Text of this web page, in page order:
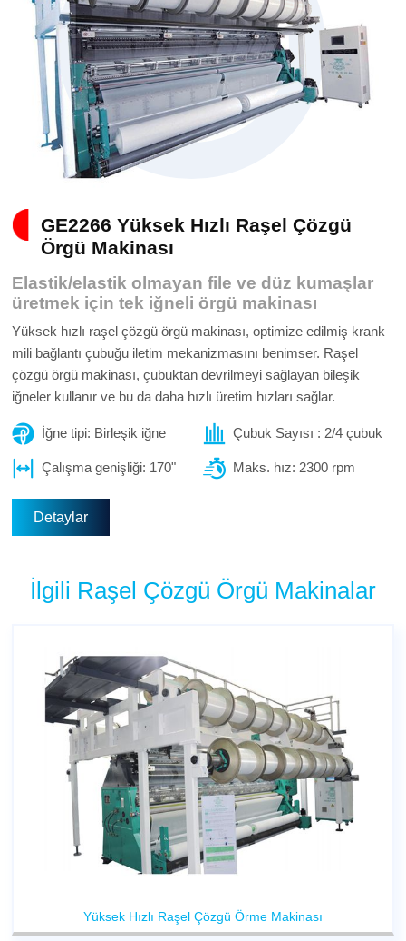
GE2266 Yüksek Hızlı Raşel Çözgü
Örgü Makinası
Elastik/elastik olmayan file ve düz kumaşlar
üretmek için tek iğneli örgü makinası
Yüksek hızlı raşel çözgü örgü makinası, optimize edilmiş krank
mili bağlantı çubuğu iletim mekanizmasını benimser. Raşel
çözgü örgü makinası, çubuktan devrilmeyi sağlayan bileşik
iğneler kullanır ve bu da daha hızlı üretim hızları sağlar.
İğne tipi: Birleşik iğne Çubuk Sayısı : 2/4 çubuk
Çalışma genişliği: 170" Maks. hız: 2300 rpm
Detaylar
İlgili Raşel Çözgü Örgü Makinalar
Yüksek Hızlı Raşel Çözgü Örme Makinası